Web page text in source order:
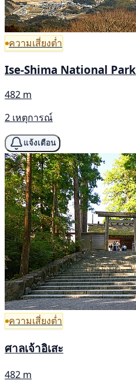
ความเสี่ยงต่ำ
Ise-Shima National Park
482 m
2 เหตุการณ์
แจ้งเตือน
ความเสี่ยงต่ำ
ศาลเจ้าอิเสะ
482 m